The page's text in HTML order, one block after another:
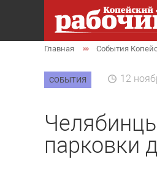
Главная События
СОБЫТИЯ 12
парковки